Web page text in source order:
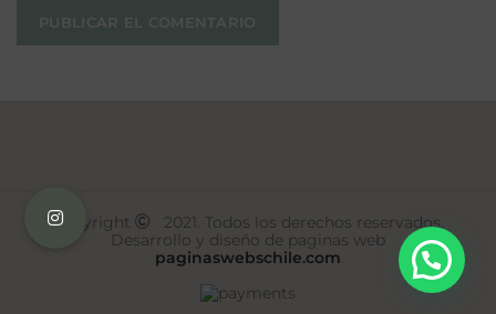
Copyright
2021. Todos los derechos reservados.
Desarrollo y diseño de paginas web
paginaswebschile.com